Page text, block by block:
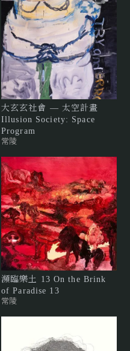
大玄玄社會 — 太空計畫
Illusion Society: Space
Program
常陵
瀕臨樂土 13 On the Brink
of Paradise 13
常陵